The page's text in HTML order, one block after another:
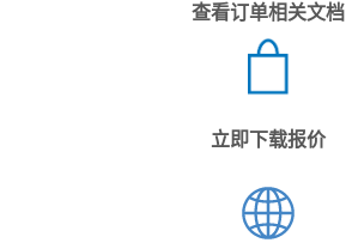
查看订单相关文档
立即下载报价